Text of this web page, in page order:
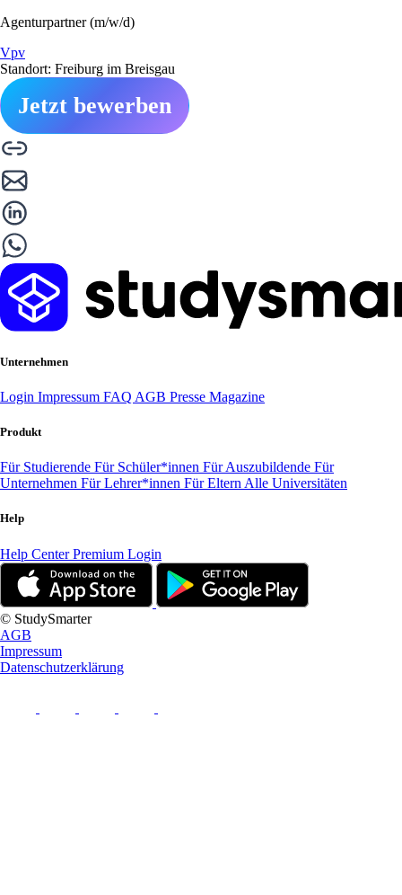
Agenturpartner (m/w/d)
Vpv
Standort: Freiburg im Breisgau
Jetzt bewerben
Unternehmen
Login Impressum FAQ AGB Presse Magazine
Produkt
Für Studierende Für Schüler*innen Für Auszubildende Für
Unternehmen Für Lehrer*innen Für Eltern Alle Universitäten
Help
Help CenterPremium Login
© StudySmarter
AGB
Impressum
Datenschutzerklärung